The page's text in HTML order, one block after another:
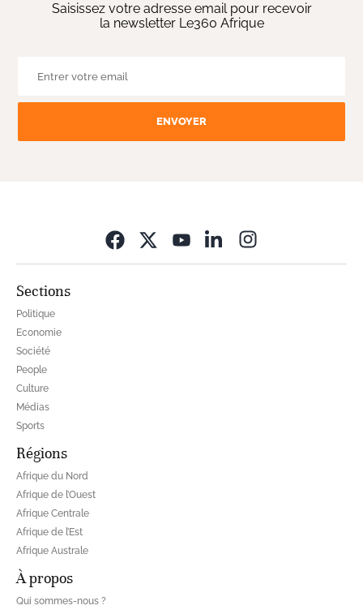
Saisissez votre adresse email pour recevoir
la newsletter Le360 Afrique
ENVOYER
Sections
Politique
Economie
Société
People
Culture
Médias
Sports
Régions
Afrique du Nord
Afrique de l’Ouest
Afrique Centrale
Afrique de l’Est
Afrique Australe
À propos
Qui sommes-nous ?